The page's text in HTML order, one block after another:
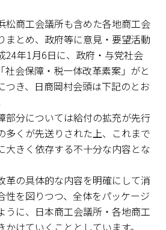
松商工会議所も含めた各地商工会
まとめ、政府等に意見・要望活動
24年1月6日に、政府・与党社会
社会保障・税一体改革素案」がと
つき、日商岡村会頭は下記のとお
部分については給付の拡充が先行
多くが先送りされた上、これまで
大きく依存する不十分な内容とな
革の具体的な内容を明確にして消
性を図りつつ、全体をパッケージ
うに、日本商工会議所・各地商工
けていくこととしています。